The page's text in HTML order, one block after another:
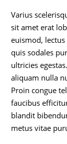
Varius
sit amet erat
euismod,
quis sodales
ultricies
aliquam nulla
Proin congue
faucibus
blandit
metus vitae